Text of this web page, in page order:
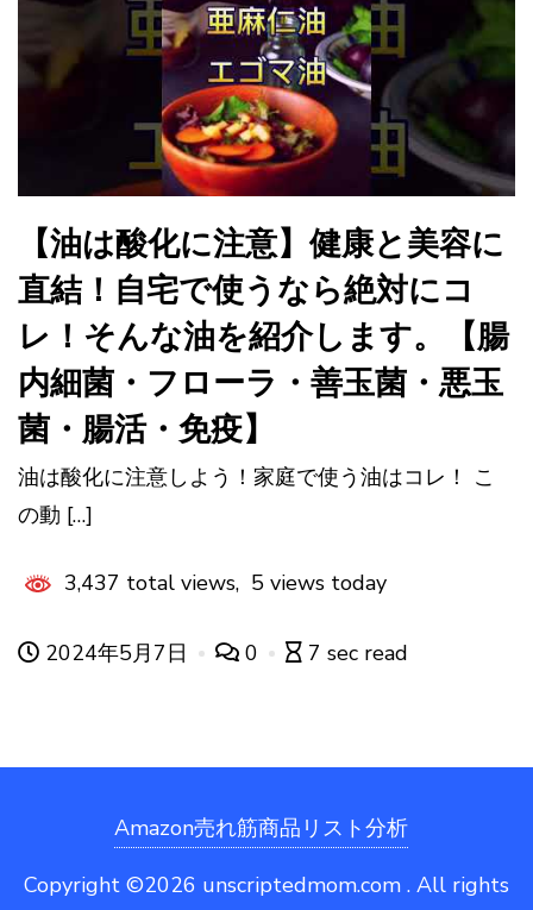
【油は酸化に注意】健康と美容に
直結！自宅で使うなら絶対にコ
レ！そんな油を紹介します。【腸
内細菌・フローラ・善玉菌・悪玉
菌・腸活・免疫】
油は酸化に注意しよう！家庭で使う油はコレ！ こ
の動 […]
3,437 total views, 5 views today
2024年5月7日 0 7 sec read
Amazon売れ筋商品リスト分析
Copyright ©2026 unscriptedmom.com . All rights